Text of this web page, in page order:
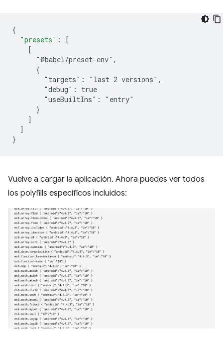
{
"presets" :
[
    [
      "@babel/preset-env",
      {
        "targets": "last 2 versions",
        "debug": true
        "useBuiltIns": "entry"
      }
]
]
}
Vuelve a cargar la aplicación. Ahora puedes ver todos
los polyfills específicos incluidos: